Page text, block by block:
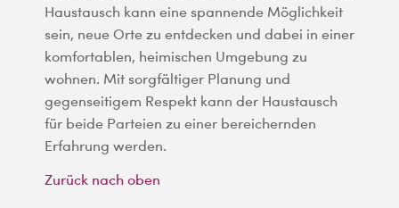
Haustausch kann eine spannende Möglichkeit
sein, neue Orte zu entdecken und dabei in einer
komfortablen, heimischen Umgebung zu
wohnen. Mit sorgfältiger Planung und
gegenseitigem Respekt kann der Haustausch
für beide Parteien zu einer bereichernden
Erfahrung werden.
Zurück nach oben